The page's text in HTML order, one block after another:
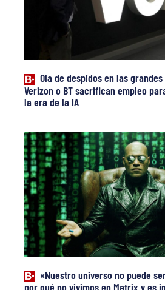
Ola de despidos en las
Verizon o BT sacrifican empleo
la era de la IA
«Nuestro universo no puede
por qué no vivimos en Matrix y es